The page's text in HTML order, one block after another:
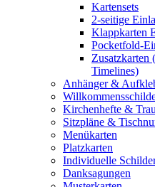
Kartensets
2-seitige
Klappkarten
Pocketfold-
Zusatzkarten
Timelines)
Anhänger &
Kirchenhefte &
Sitzpläne &
Menükarten
Platzkarten
Individuelle
Danksagungen